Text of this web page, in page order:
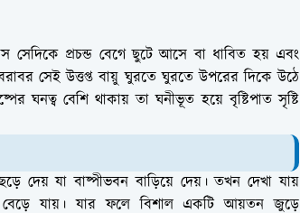
সেদিকে প্রচন্ড বেগে ছুটে আসে বা ধাবিত হয় এবং
বরাবর সেই উত্তপ্ত বায়ু ঘুরতে ঘুরতে উপরের দিকে উঠে
ঘনত্ব বেশি থাকায় তা ঘনীভূত হয়ে বৃষ্টিপাত সৃষ্টি
দেয় যা বাষ্পীভবন বাড়িয়ে দেয়। তখন দেখা যায়
বেড়ে যায়। যার ফলে বিশাল একটি আয়তন জুড়ে